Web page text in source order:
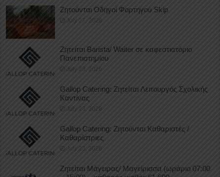
Ζητούνται Οδηγοί Φορτηγού Skip
July 27, 2026
Ζητείται Barista/ Waiter σε καφεστιατόριο
Πανεπιστημίου
July 23, 2026
Gallop Catering: Ζητείται Λειτουργός Σχολικής
Καντίνας
July 23, 2026
Gallop Catering: Ζητούνται Καθαριστές /
Καθαρίστριες
July 23, 2026
Ζητείται Μάγειρας/ Μαγείρισσα (ωράριο 07:00